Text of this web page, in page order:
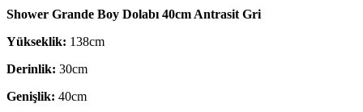
Shower Grande Boy Dolabı 40cm Antrasit Gri
Yükseklik: 138cm
Derinlik: 30cm
Genişlik: 40cm